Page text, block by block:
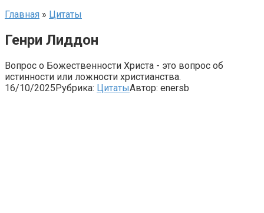
Главная » Цитаты
Генри Лиддон
Вопрос о Божественности Христа - это вопрос об
истинности или ложности христианства.
16/10/2025Рубрика: ЦитатыАвтор: enersb